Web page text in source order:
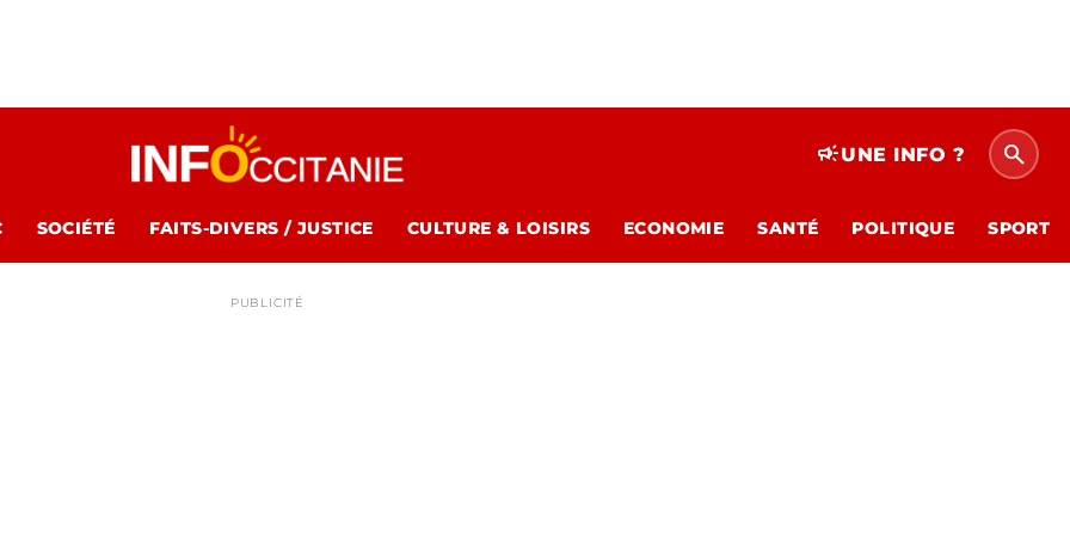
campaignUNE INFO ? search
SOCIÉTÉ FAITS-DIVERS / JUSTICE CULTURE & LOISIRS ECONOMIE SANTÉ POLITIQUE SPORT
PUBLICITÉ